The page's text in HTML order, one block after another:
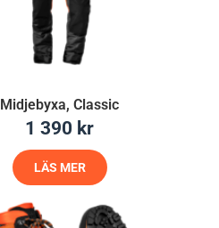
Midjebyxa, Classic
1 390 kr
LÄS MER